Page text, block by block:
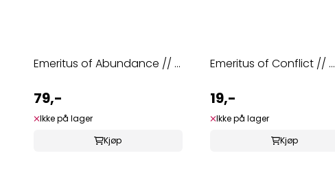
Emeritus of Abundance // ...
79,-
Ikke på lager
Kjøp
Emeritus of Conflict // ...
19,-
Ikke på lager
Kjøp